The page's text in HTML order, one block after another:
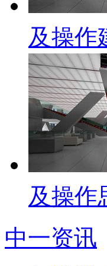
及操作
及操作
中一资讯